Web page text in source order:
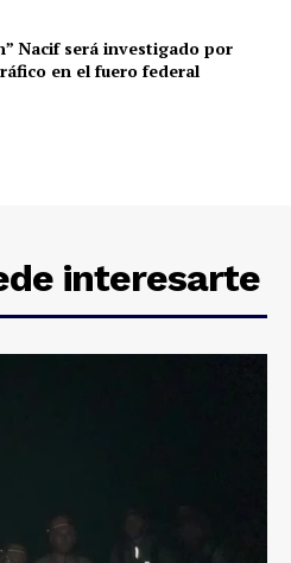
Nacif será investigado por
en el fuero federal
interesarte